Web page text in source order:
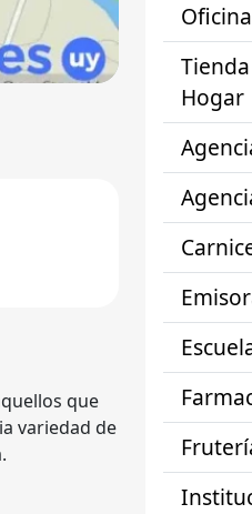
que
variedad de
Hogar